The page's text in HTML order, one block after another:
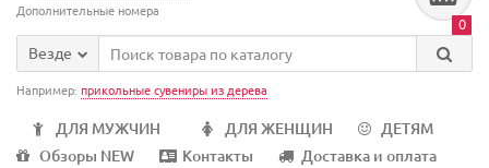
Дополнительные номера
0
Везде
Например: прикольные сувениры из дерева
ДЛЯ МУЖЧИН ДЛЯ ЖЕНЩИН
ДЕТЯМ
Обзоры NEW
Контакты Доставка и оплата